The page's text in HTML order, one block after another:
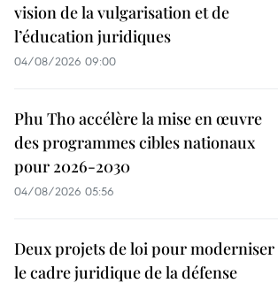
vision de la vulgarisation et de
l’éducation juridiques
04/08/2026 09:00
Phu Tho accélère la mise en œuvre
des programmes cibles nationaux
pour 2026-2030
04/08/2026 05:56
Deux projets de loi pour moderniser
le cadre juridique de la défense